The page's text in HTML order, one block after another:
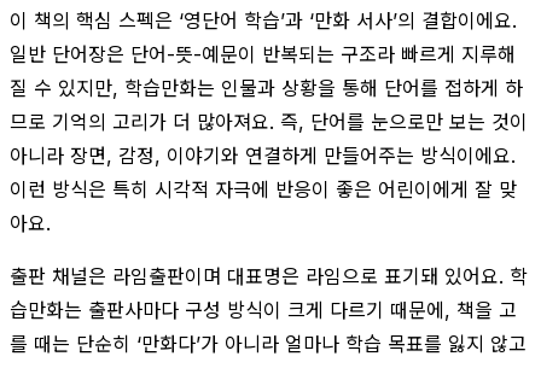
이 책의 핵심 스펙은 ‘영단어 학습’과 ‘만화 서사’의 결합이에요.
일반 단어장은 단어-뜻-예문이 반복되는 구조라 빠르게 지루해
질 수 있지만, 학습만화는 인물과 상황을 통해 단어를 접하게 하
므로 기억의 고리가 더 많아져요. 즉, 단어를 눈으로만 보는 것이
아니라 장면, 감정, 이야기와 연결하게 만들어주는 방식이에요.
이런 방식은 특히 시각적 자극에 반응이 좋은 어린이에게 잘 맞
아요.
출판 채널은 라임출판이며 대표명은 라임으로 표기돼 있어요. 학
습만화는 출판사마다 구성 방식이 크게 다르기 때문에, 책을 고
를 때는 단순히 ‘만화다’가 아니라 얼마나 학습 목표를 잃지 않고